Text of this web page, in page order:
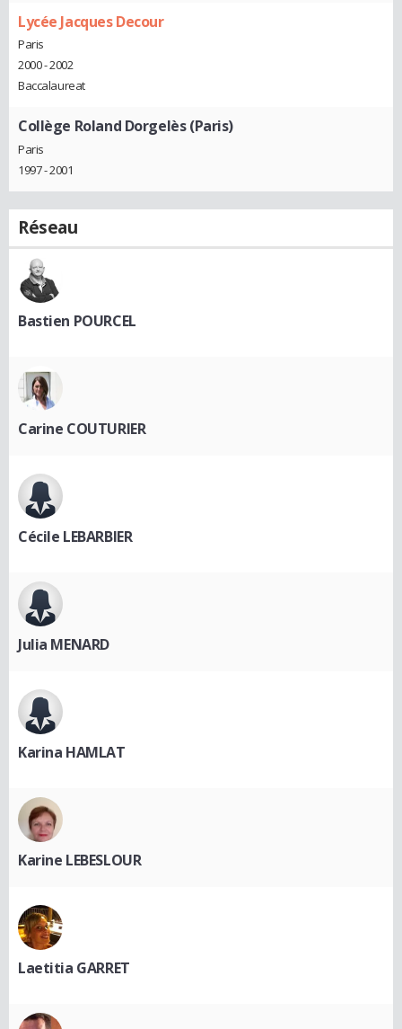
Lycée Jacques Decour
Paris
2000 - 2002
Baccalaureat
Collège Roland Dorgelès (Paris)
Paris
1997 - 2001
Réseau
Bastien POURCEL
Carine COUTURIER
Cécile LEBARBIER
Julia MENARD
Karina HAMLAT
Karine LEBESLOUR
Laetitia GARRET